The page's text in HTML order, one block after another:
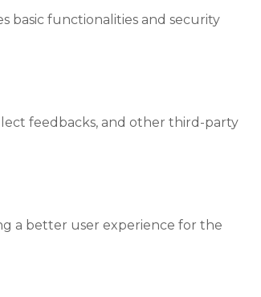
basic functionalities and security
feedbacks, and other third-party
a better user experience for the